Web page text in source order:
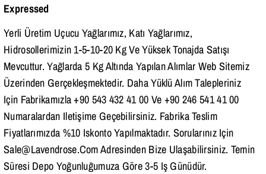
Expressed
Yerli Üretim Uçucu Yağlarımız, Katı Yağlarımız,
Hidrosollerimizin 1-5-10-20 Kg Ve Yüksek Tonajda Satışı
Mevcuttur. Yağlarda 5 Kg Altında Yapılan Alımlar Web Sitemiz
Üzerinden Gerçekleşmektedir. Daha Yüklü Alım Talepleriniz
Için Fabrikamızla +90 543 432 41 00 Ve +90 246 541 41 00
Numaralardan Iletişime Geçebilirsiniz. Fabrika Teslim
Fiyatlarımızda %10 Iskonto Yapılmaktadır. Sorularınız Için
Sale@lavendrose.com Adresinden Bize Ulaşabilirsiniz. Temin
Süresi Depo Yoğunluğumuza Göre 3-5 Iş Günüdür.